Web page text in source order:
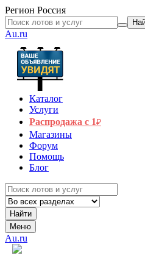
Регион Россия
Au.ru
Каталог
Услуги
Распродажа с 1₽
Магазины
Форум
Помощь
Блог
Найти
Меню
Au.ru